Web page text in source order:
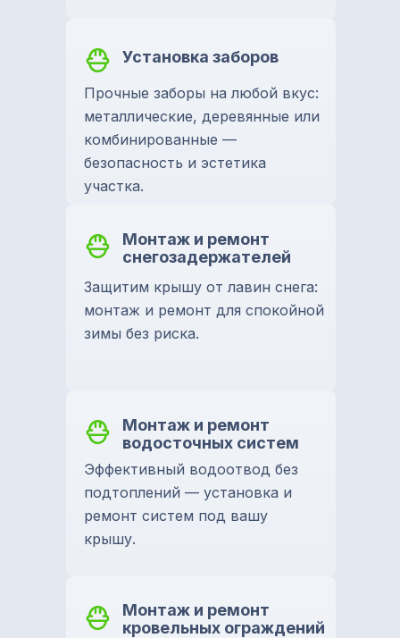
Установка заборов
Прочные заборы на любой вкус:
металлические, деревянные или
комбинированные —
безопасность и эстетика
участка.
Монтаж и ремонт
снегозадержателей
Защитим крышу от лавин снега:
монтаж и ремонт для спокойной
зимы без риска.
Монтаж и ремонт
водосточных систем
Эффективный водоотвод без
подтоплений — установка и
ремонт систем под вашу
крышу.
Монтаж и ремонт
кровельных ограждений